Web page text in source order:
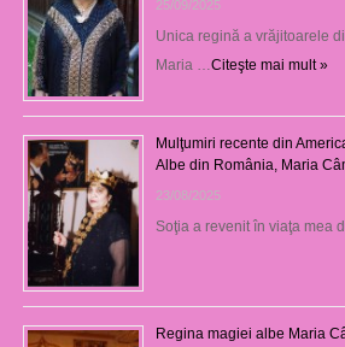
25/09/2025
Unica regină a vrăjitoarele
Maria … Citeşte mai mult »
Mulţumiri recente din
Albe din România, Maria
23/08/2025
Soţia a revenit în viaţa mea
Regina magiei albe Maria